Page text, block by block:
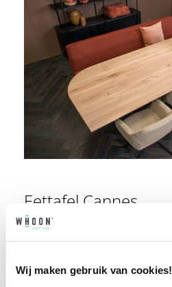
Wij maken gebruik van cookies!
Eettafel Cannes
€ 2.137,00